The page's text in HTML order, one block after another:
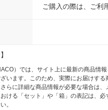
ご購入の際は、ご利
）では、サイト上に最新の商品情
います。このため、実際にお届けす
らに詳細な商品情報が必要な場合は、
ける「セット」や「箱」の表記は、
。